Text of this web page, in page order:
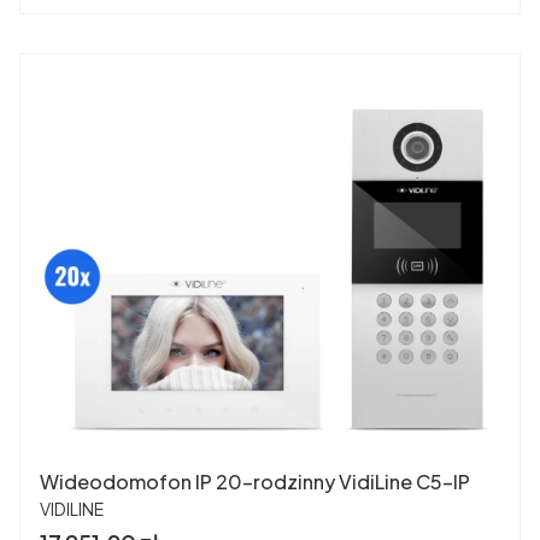
Wideodomofon IP 20-rodzinny VidiLine C5-IP
PRODUCENT
VIDILINE